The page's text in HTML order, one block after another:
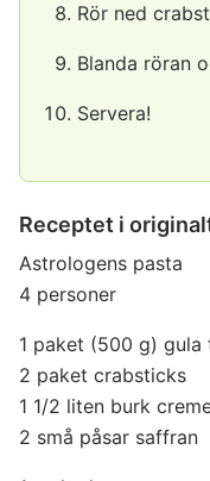
Rör ned
Blanda röran
Servera!
Receptet i
Astrologens pasta
4 personer
1 paket (500 g) gula
2 paket crabsticks
1 1/2 liten burk
2 små påsar saffran